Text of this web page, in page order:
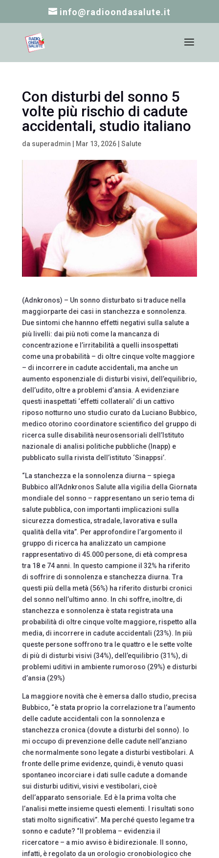
info@radioondasalute.it
Con disturbi del sonno 5
volte più rischio di cadute
accidentali, studio italiano
da superadmin Mar 13, 2026| Salute
(Adnkronos) – Un sonno disturbato si traduce nella
maggiorparte dei casi in stanchezza e sonnolenza.
Due sintomi che hannno effetti negativi sulla salute a
più livelli: dai più noti come la mancanza di
concentrazione e l’irritabilità a quelli insospettati
come una probabilità – di oltre cinque volte maggiore
– di incorrere in cadute accidentali, ma anche un
aumento esponenziale di disturbi visivi, dell’equilibrio,
dell’udito, oltre a problemi d’ansia. A evidenziare
questi inaspettati ‘effetti collaterali’ di un cattivo
riposo notturno uno studio curato da Luciano Bubbico,
medico otorino coordinatore scientifico del gruppo di
ricerca sulle disabilità neurosensoriali dell’Istituto
nazionale di analisi politiche pubbliche (Inapp) e
pubblicato sulla rivista dell’istituto ‘Sinappsi’.
“La stanchezza e la sonnolenza diurna – spiega
Bubbico all’Adnkronos Salute alla vigilia della Giornata
mondiale del sonno – rappresentano un serio tema di
salute pubblica, con importanti implicazioni sulla
sicurezza domestica, stradale, lavorativa e sulla
qualità della vita”. Per approfondire l’argomento il
gruppo di ricerca ha analizzato un campione
rappresentativo di 45.000 persone, di età compresa
tra 18 e 74 anni. In questo campione il 32% ha riferito
di soffrire di sonnolenza e stanchezza diurna. Tra
questi più della metà (56%) ha riferito disturbi cronici
del sonno nell’ultimo anno. In chi soffre, inoltre, di
stanchezza e sonnolenza è stata registrata una
probabilità di oltre cinque volte maggiore, rispetto alla
media, di incorrere in cadute accidentali (23%). In più
queste persone soffrono tra le quattro e le sette volte
di più di disturbi visivi (34%), dell’equilibrio (31%), di
problemi uditivi in ambiente rumoroso (29%) e disturbi
d’ansia (29%)
La maggiore novità che è emersa dallo studio, precisa
Bubbico, “è stata proprio la correlazione tra l’aumento
delle cadute accidentali con la sonnolenza e
stanchezza cronica (dovute a disturbi del sonno). Io
mi occupo di prevenzione delle cadute nell’anziano
che normalmente sono legate a disturbi vestibolari. A
fronte delle prime evidenze, quindi, è venuto quasi
spontaneo incorciare i dati sulle cadute a domande
sui disturbi uditivi, visivi e vestibolari, cioè
dell’apparato sensoriale. Ed è la prima volta che
l’analisi mette insieme questi elementi. I risultati sono
stati molto significativi”. Ma perché questo legame tra
sonno e cadute? “Il problema – evidenzia il
ricercatore – a mio avviso è bidirezionale. Il sonno,
infatti, è regolato da un orologio cronobiologico che